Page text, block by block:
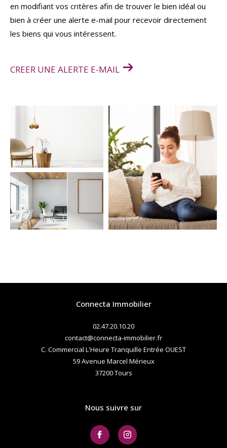
en modifiant vos critères afin de trouver le bien idéal ou
bien à créer une alerte e-mail pour recevoir directement
les biens qui vous intéressent.
CREER UNE ALERTE E-MAIL
Connecta Immobilier
02.47.20.10.20
contact@connecta-immobilier.fr
C. Commercial L'Heure Tranquille Entrée OUEST
59 Avenue Marcel Mérieux
37200 tours
Nous suivre sur